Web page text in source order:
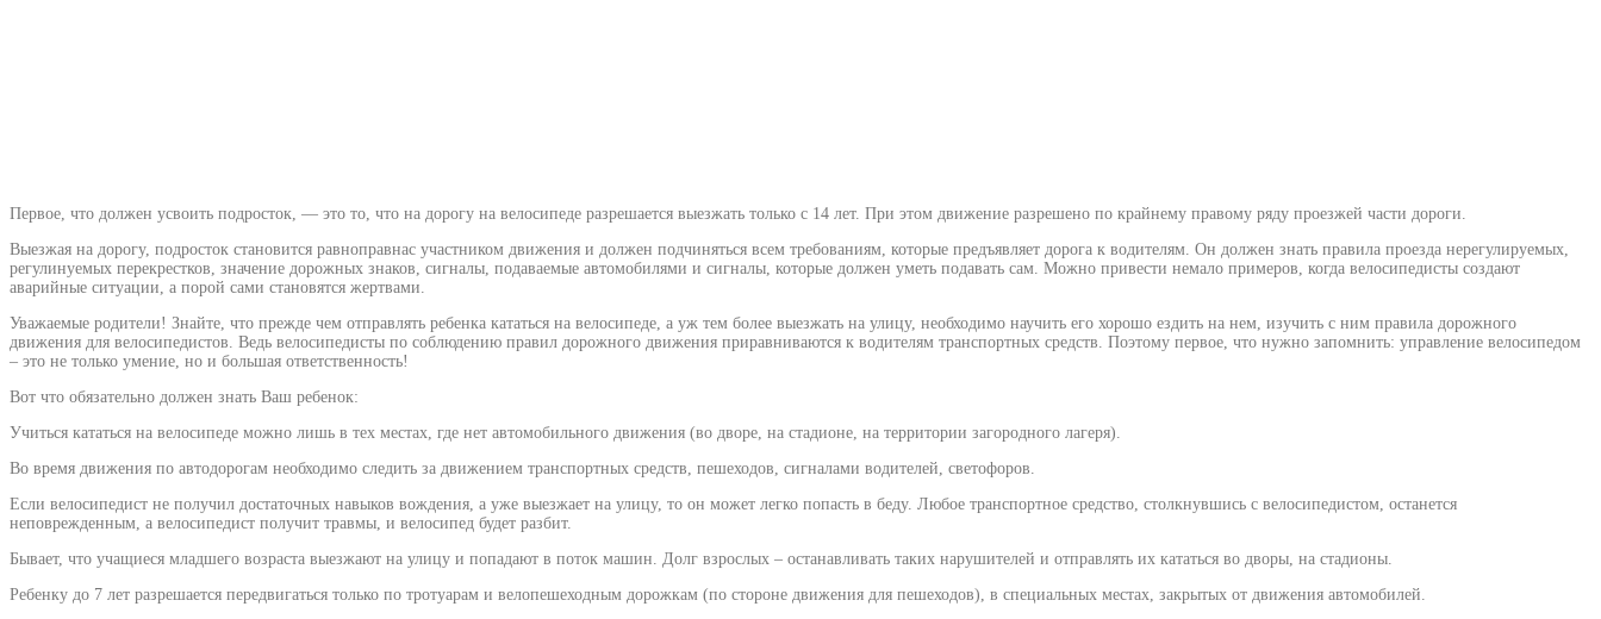
Первое, что должен усвоить подросток, — это то, что на дорогу на велосипеде разрешается выезжать только с 14 лет. При этом движение разрешено по крайнему правому ряду проезжей части дороги.
Выезжая на дорогу, подросток становится равноправнас участником движения и должен подчиняться всем требованиям, которые предъявляет дорога к водителям. Он должен знать правила проезда нерегулируемых,
регулинуемых перекрестков, значение дорожных знаков, сигналы, подаваемые автомобилями и сигналы, которые должен уметь подавать сам. Можно привести немало примеров, когда велосипедисты создают
аварийные ситуации, а порой сами становятся жертвами.
Уважаемые родители! Знайте, что прежде чем отправлять ребенка кататься на велосипеде, а уж тем более выезжать на улицу, необходимо научить его хорошо ездить на нем, изучить с ним правила дорожного
движения для велосипедистов. Ведь велосипедисты по соблюдению правил дорожного движения приравниваются к водителям транспортных средств. Поэтому первое, что нужно запомнить: управление велосипедом
– это не только умение, но и большая ответственность!
Вот что обязательно должен знать Ваш ребенок:
Учиться кататься на велосипеде можно лишь в тех местах, где нет автомобильного движения (во дворе, на стадионе, на территории загородного лагеря).
Во время движения по автодорогам необходимо следить за движением транспортных средств, пешеходов, сигналами водителей, светофоров.
Если велосипедист не получил достаточных навыков вождения, а уже выезжает на улицу, то он может легко попасть в беду. Любое транспортное средство, столкнувшись с велосипедистом, останется
неповрежденным, а велосипедист получит травмы, и велосипед будет разбит.
Бывает, что учащиеся младшего возраста выезжают на улицу и попадают в поток машин. Долг взрослых – останавливать таких нарушителей и отправлять их кататься во дворы, на стадионы.
Ребенку до 7 лет разрешается передвигаться только по тротуарам и велопешеходным дорожкам (по стороне движения для пешеходов), в специальных местах, закрытых от движения автомобилей.